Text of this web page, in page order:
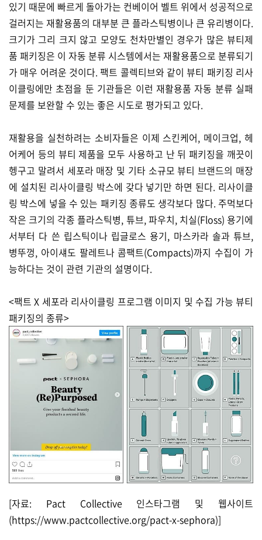
있기 때문에 빠르게 돌아가는 컨베이어 벨트 위에서 성공적으로
걸러지는 재활용품의 대부분 큰 플라스틱병이나 큰 유리병이다.
크기가 그리 크지 않고 모양도 천차만별인 경우가 많은 뷰티제
품 패키징은 이 자동 분류 시스템에서는 재활용품으로 분류되기
가 매우 어려운 것이다. 팩트 콜렉티브와 같이 뷰티 패키징 리사
이클링에만 초점을 둔 기관들은 이런 재활용품 자동 분류 실패
문제를 보완할 수 있는 좋은 시도로 평가되고 있다.
재활용을 실천하려는 소비자들은 이제 스킨케어, 메이크업, 헤
어케어 등의 뷰티 제품을 모두 사용하고 난 뒤 패키징을 깨끗이
헹구고 말려서 세포라 매장 및 기타 소규모 뷰티 브랜드의 매장
에 설치된 리사이클링 박스에 갖다 넣기만 하면 된다. 리사이클
링 박스에 넣을 수 있는 패키징 종류도 생각보다 많다. 주먹보다
작은 크기의 각종 플라스틱병, 튜브, 파우치, 치실(Floss) 용기에
서부터 다 쓴 립스틱이나 립글로스 용기, 마스카라 솔과 튜브,
병뚜껑, 아이섀도 팔레트나 콤팩트(Compacts)까지 수집이 가
능하다는 것이 관련 기관의 설명이다.
<팩트 X 세포라 리사이클링 프로그램 이미지 및 수집 가능 뷰티
패키징의 종류>
[자료: Pact Collective 인스타그램 및 웹사이트
(https://www.pactcollective.org/pact-x-sephora)]